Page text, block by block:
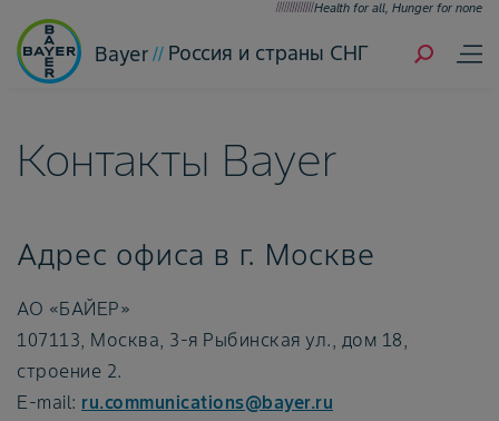
Health for all, Hunger for none
Bayer Россия и страны СНГ
Контакты Bayer
Адрес офиса в г. Москве
АО «БАЙЕР»
107113, Москва, 3-я Рыбинская ул., дом 18,
строение 2.
E-mail: ru.communications@bayer.ru